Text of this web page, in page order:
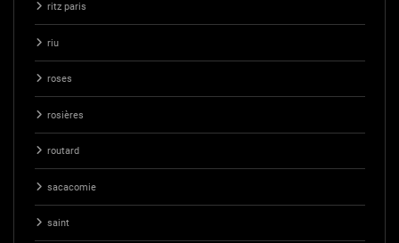
ritz paris
riu
roses
rosières
routard
sacacomie
saint